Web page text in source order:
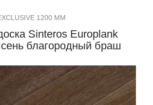
1200 ММ
Sinteros Europlank
благородный браш